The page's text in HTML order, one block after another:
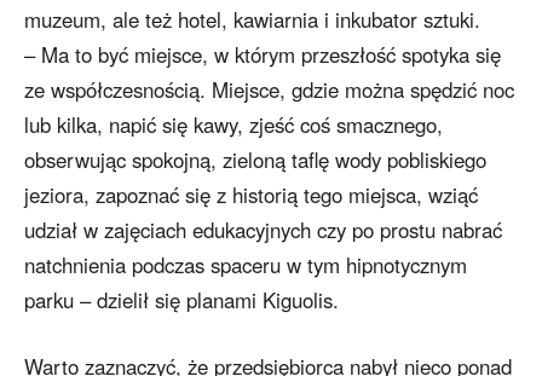
muzeum, ale też hotel, kawiarnia i inkubator sztuki.
– Ma to być miejsce, w którym przeszłość spotyka się
ze współczesnością. Miejsce, gdzie można spędzić noc
lub kilka, napić się kawy, zjeść coś smacznego,
obserwując spokojną, zieloną taflę wody pobliskiego
jeziora, zapoznać się z historią tego miejsca, wziąć
udział w zajęciach edukacyjnych czy po prostu nabrać
natchnienia podczas spaceru w tym hipnotycznym
parku – dzielił się planami Kiguolis.
Warto zaznaczyć, że przedsiębiorca nabył nieco ponad